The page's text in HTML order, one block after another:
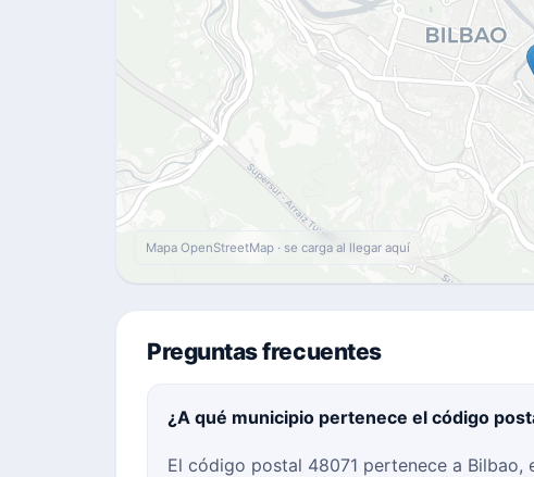
Mapa OpenStreetMap · se carga al llegar aquí
Preguntas frecuentes
¿A qué municipio pertenece el código
El código postal 48071 pertenece a Bilbao,